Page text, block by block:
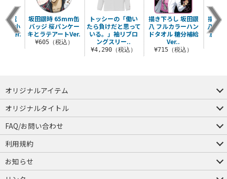
トッシーの「働い
たら負けだと思って
いる。」袖リブロ
ングスリー..
¥4,290（税込）
描き下ろし 坂田銀
八 フルカラーハン
ドタオル 糖分補給
Ver..
¥715（税込）
描き
八
放課
神威
ジ 小
色Ver.
坂田銀時 65mm缶
バッジ 桜パンケー
キとラテアートVer.
¥605（税込）
オリジナルアイテム
つままれ
つかまれ
ピョコッテ
オリジナルタイトル
アイテムヤ
ミスカトニック大學購買部
FAQ/お問い合わせ
FAQ
お問い合わせ
利用規約
会員規約・ポイント規約
特定商取引法に関する表示
プライバシーポリシー
お知らせ
店舗情報
採用情報
発売日変更のお知らせ
販売代理店・取扱店募集
海外のご案内（English）